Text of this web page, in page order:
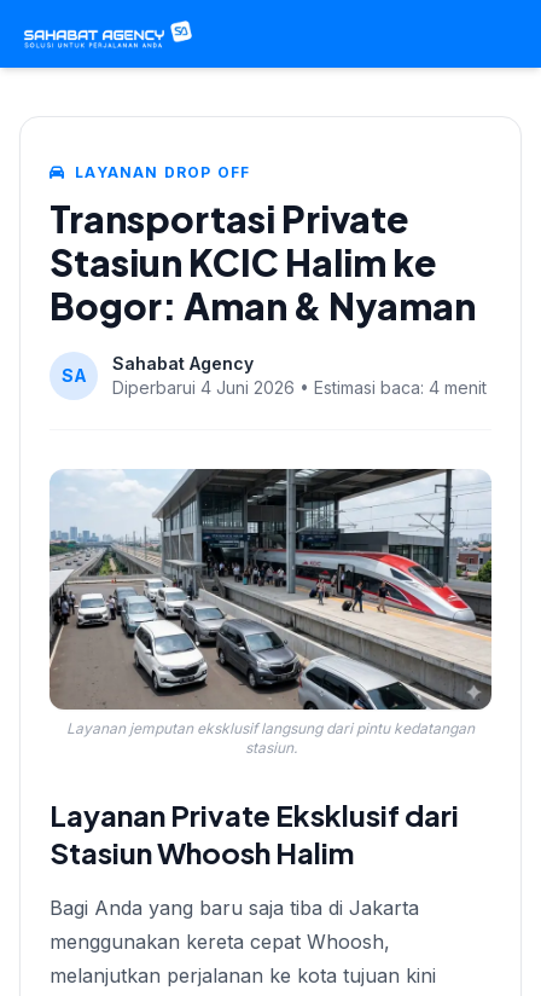
LAYANAN DROP OFF
Transportasi Private
Stasiun KCIC Halim ke
Bogor: Aman & Nyaman
SA
Sahabat Agency
Diperbarui 4 Juni 2026 • Estimasi baca: 4 menit
Layanan jemputan eksklusif langsung dari pintu kedatangan
stasiun.
Layanan Private Eksklusif dari
Stasiun Whoosh Halim
Bagi Anda yang baru saja tiba di Jakarta
menggunakan kereta cepat Whoosh,
melanjutkan perjalanan ke kota tujuan kini